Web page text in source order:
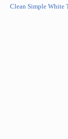
Clean Simple White